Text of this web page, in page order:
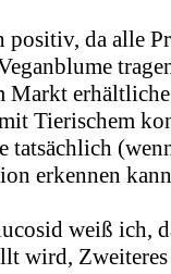
positiv, da alle
Markt
Tierischem
tatsächlich
erkennen
weiß ich,
wird,